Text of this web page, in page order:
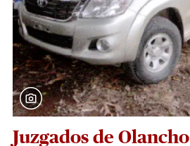
Juzgados de Olancho